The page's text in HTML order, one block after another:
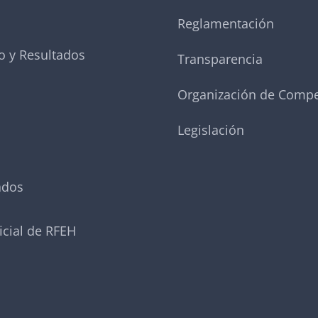
y Resultados
de RFEH
Reglamentación
Transparencia
Organización de
Legislación